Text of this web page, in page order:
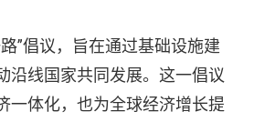
”倡议，旨在通过基础设施建
沿线国家共同发展。这一倡议
一体化，也为全球经济增长提